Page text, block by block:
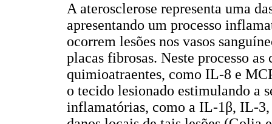
A aterosclerose representa uma
apresentando um processo
ocorrem lesões nos vasos
placas fibrosas. Neste processo
quimioatraentes, como IL-8 e
o tecido lesionado estimulando a
inflamatórias, como a IL-1β, IL-